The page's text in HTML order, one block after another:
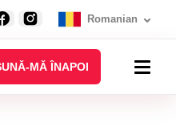
Romanian
MĂ ÎNAPOI